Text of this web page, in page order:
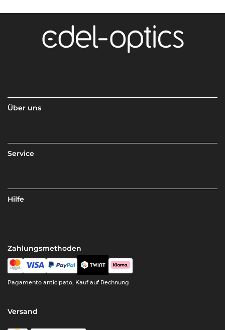
Über uns
Service
Hilfe
Zahlungsmethoden
Pagamento anticipato, Kauf auf Rechnung
Versand